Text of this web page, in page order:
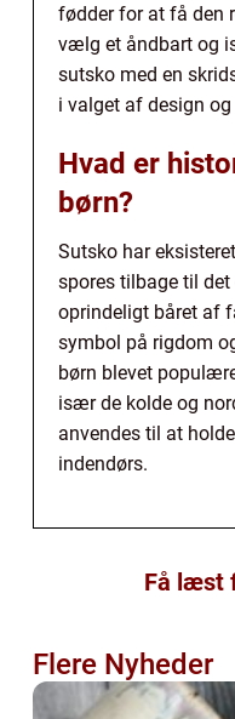
fødder for at få den
vælg et åndbart og
sutsko med en
i valget af design
Hvad er
børn?
Sutsko har
spores tilbage til
oprindeligt båret af
symbol på rigdom
børn blevet
især de kolde og
anvendes til at
indendørs.
Få læst
Flere Nyheder